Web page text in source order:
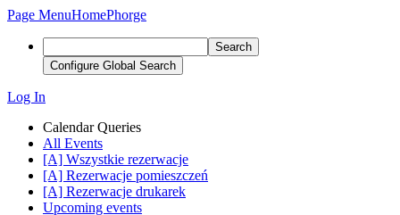
Page MenuHomePhorge
Search
Configure Global Search
Log In
Calendar Queries
All Events
[A] Wszystkie rezerwacje
[A] Rezerwacje pomieszczeń
[A] Rezerwacje drukarek
Upcoming events